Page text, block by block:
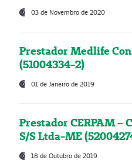
03 de Novembro de 2020
Prestador Medlife
(51004334-2)
01 de Janeiro de 2019
Prestador CERPAM –
S/S Ltda-ME
18 de Outubro de 2019